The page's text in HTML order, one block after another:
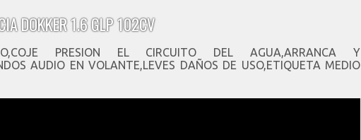
DOKKER 1.6 GLP 102CV
PRESION EL CIRCUITO DEL AGUA,ARRANCA Y
AUDIO EN VOLANTE,LEVES DAÑOS DE USO,ETIQUETA MEDIO